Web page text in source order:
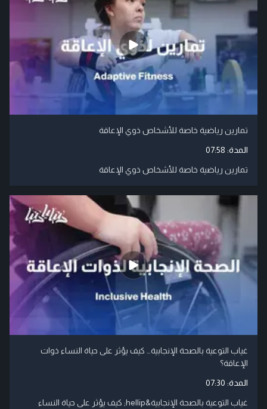
تمارين رياضية خاصة للأشخاص ذوي الإعاقة
المدة: 07:58
تمارين رياضية خاصة للأشخاص ذوي الإعاقة
غياب التوعية بالصحة الإنجابية… كيف يؤثر على حياة النساء ذوات
الإعاقة؟
المدة: 07:30
غياب التوعية بالصحة الإنجابية&hellip; كيف يؤثر على حياة النساء